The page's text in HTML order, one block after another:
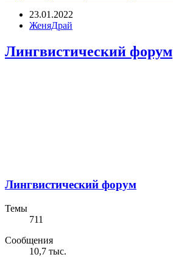
23.01.2022
ЖеняДрай
Лингвистический форум
Лингвистический форум
Темы
711
Сообщения
10,7 тыс.